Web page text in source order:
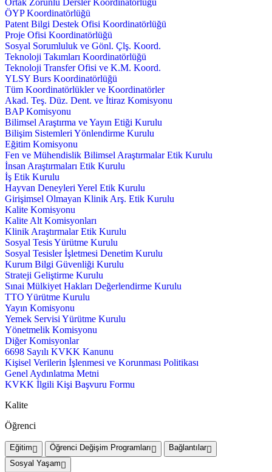
Ortak Zorunlu Dersler Koordinatörlüğü
ÖYP Koordinatörlüğü
Patent Bilgi Destek Ofisi Koordinatörlüğü
Proje Ofisi Koordinatörlüğü
Sosyal Sorumluluk ve Gönl. Çlş. Koord.
Teknoloji Takımları Koordinatörlüğü
Teknoloji Transfer Ofisi ve K.M. Koord.
YLSY Burs Koordinatörlüğü
Tüm Koordinatörlükler ve Koordinatörler
Akad. Teş. Düz. Dent. ve İtiraz Komisyonu
BAP Komisyonu
Bilimsel Araştırma ve Yayın Etiği Kurulu
Bilişim Sistemleri Yönlendirme Kurulu
Eğitim Komisyonu
Fen ve Mühendislik Bilimsel Araştırmalar Etik Kurulu
İnsan Araştırmaları Etik Kurulu
İş Etik Kurulu
Hayvan Deneyleri Yerel Etik Kurulu
Girişimsel Olmayan Klinik Arş. Etik Kurulu
Kalite Komisyonu
Kalite Alt Komisyonları
Klinik Araştırmalar Etik Kurulu
Sosyal Tesis Yürütme Kurulu
Sosyal Tesisler İşletmesi Denetim Kurulu
Kurum Bilgi Güvenliği Kurulu
Strateji Geliştirme Kurulu
Sınai Mülkiyet Hakları Değerlendirme Kurulu
TTO Yürütme Kurulu
Yayın Komisyonu
Yemek Servisi Yürütme Kurulu
Yönetmelik Komisyonu
Diğer Komisyonlar
6698 Sayılı KVKK Kanunu
Kişisel Verilerin İşlenmesi ve Korunması Politikası
Genel Aydınlatma Metni
KVKK İlgili Kişi Başvuru Formu
Kalite
Öğrenci
Eğitim Öğrenci Değişim Programları
Bağlantılar
Sosyal Yaşam